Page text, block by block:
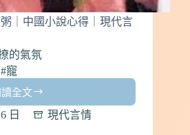
#5
粥｜中國小說心得｜現代言
的氣氛
寵
讀全文
【荊
山
日 現代言情